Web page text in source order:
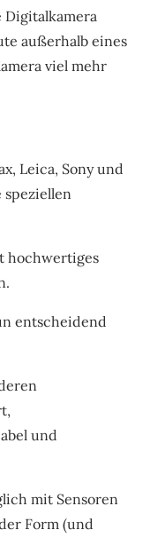
Digitalkamera
außerhalb eines
viel mehr
Leica, Sony und
hochwertiges
entscheidend
und
mit Sensoren
Form (und